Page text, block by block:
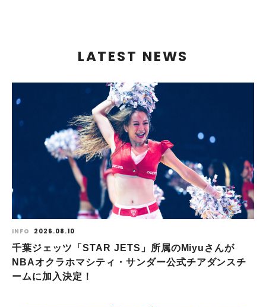
LATEST NEWS
INFO 2026.08.10
千葉ジェッツ「STAR JETS」所属のMiyuさんが
NBAオクラホマシティ・サンダー公式チアダンスチ
ームに加入決定！